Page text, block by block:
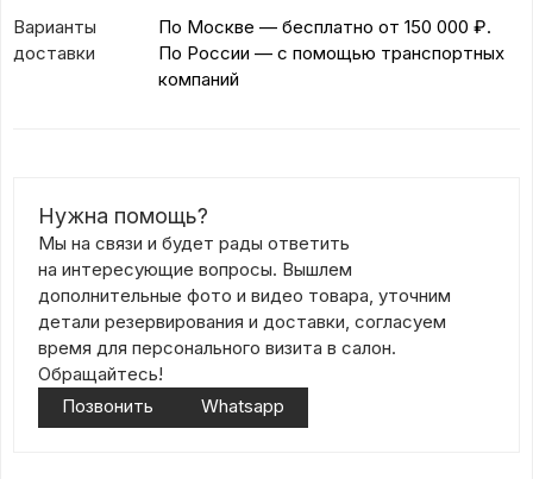
Варианты
доставки
По Москве — бесплатно от 150 000 ₽.
По России — с помощью транспортных
компаний
Нужна помощь?
Мы на связи и будет рады ответить
на интересующие вопросы. Вышлем
дополнительные фото и видео товара, уточним
детали резервирования и доставки, согласуем
время для персонального визита в салон.
Обращайтесь!
Позвонить
Whatsapp